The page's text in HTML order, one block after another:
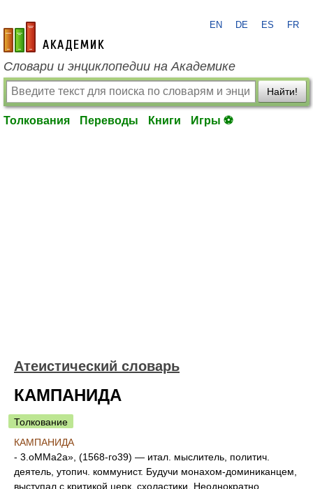
academic.ru
EN DE ES FR
Словари и энциклопедии на Академике
Найти!
Толкования Переводы Книги Игры ⚽
Атеистический словарь
КАМПАНИДА
Толкование
КАМПАНИДА
- 3.оММа2а», (1568-го39) — итал. мыслитель, политич.
деятель, утопич. коммунист. Будучи монахом-доминиканцем,
выступал с критикой церк. схоластики. Неоднократно